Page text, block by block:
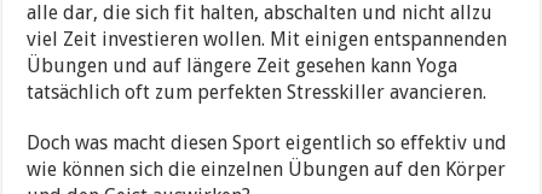
alle dar, die sich fit halten, abschalten und nicht allzu
viel Zeit investieren wollen. Mit einigen entspannenden
Übungen und auf längere Zeit gesehen kann Yoga
tatsächlich oft zum perfekten Stresskiller avancieren.
Doch was macht diesen Sport eigentlich so effektiv und
wie können sich die einzelnen Übungen auf den Körper